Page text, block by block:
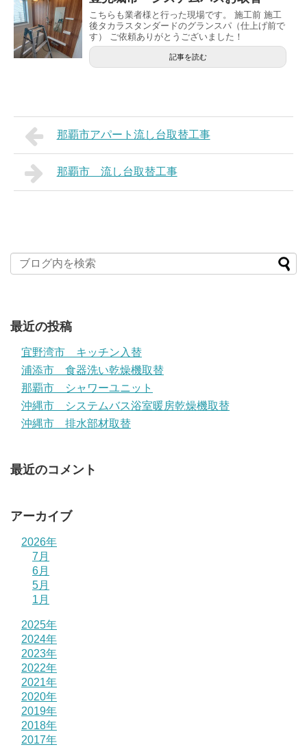
こちらも業者様と行った現場です。 施工前 施工
後タカラスタンダードのグランスパ（仕上げ前で
す） ご依頼ありがとうございました！
記事を読む
那覇市アパート流し台取替工事
那覇市 流し台取替工事
最近の投稿
宜野湾市 キッチン入替
浦添市 食器洗い乾燥機取替
那覇市 シャワーユニット
沖縄市 システムバス浴室暖房乾燥機取替
沖縄市 排水部材取替
最近のコメント
アーカイブ
2026年
7月
6月
5月
1月
2025年
2024年
2023年
2022年
2021年
2020年
2019年
2018年
2017年